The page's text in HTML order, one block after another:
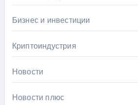
Бизнес и инвестиции
Криптоиндустрия
Новости
Новости плюс